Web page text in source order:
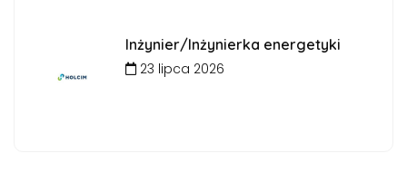
Inżynier/Inżynierka energetyki
23 lipca 2026